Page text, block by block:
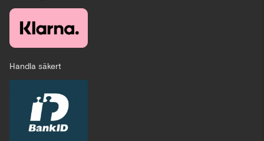
Handla säkert